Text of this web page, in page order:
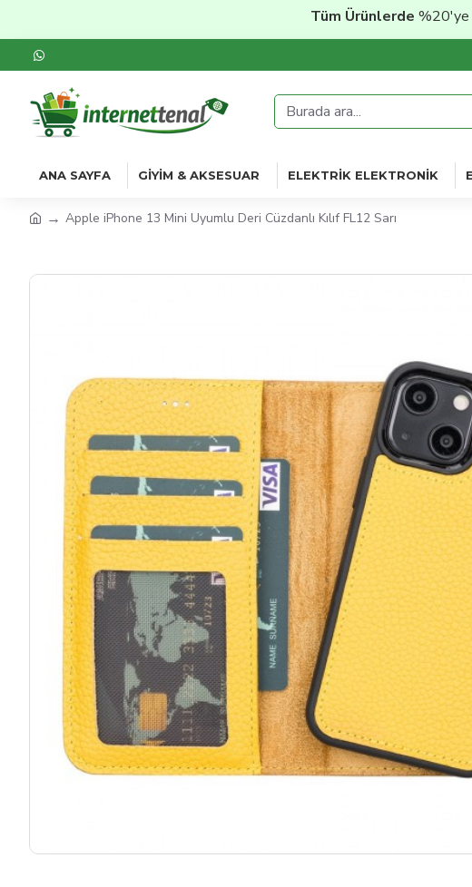
Tüm Ürünlerde%20'ye Varan
ANA SAYFA GIYIM & AKSESUAR ELEKTRIK ELEKTRONIK
Apple iPhone 13 Mini Uyumlu Deri Cüzdanlı Kılıf FL12 Sarı